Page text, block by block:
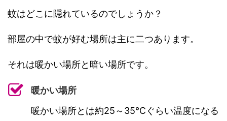
蚊はどこに隠れているのでしょうか？
部屋の中で蚊が好む場所は主に二つあります。
それは暖かい場所と暗い場所です。
暖かい場所
暖かい場所とは約25～35℃ぐらい温度になる